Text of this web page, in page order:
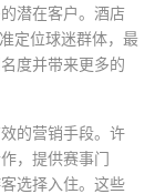
潜在客户。酒店
定位球迷群体，最
度并带来更多的
的营销手段。许
，提供赛事门
选择入住。这些